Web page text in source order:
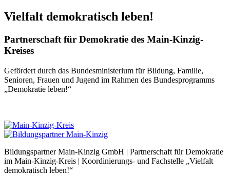
Vielfalt demokratisch leben!
Partnerschaft für Demokratie des Main-Kinzig-
Kreises
Gefördert durch das Bundesministerium für Bildung, Familie,
Senioren, Frauen und Jugend im Rahmen des Bundesprogramms
„Demokratie leben!“
Bildungspartner Main-Kinzig GmbH | Partnerschaft für Demokratie
im Main-Kinzig-Kreis | Koordinierungs- und Fachstelle „Vielfalt
demokratisch leben!“